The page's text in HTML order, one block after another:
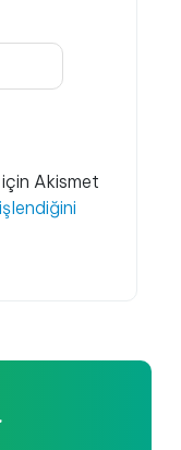
Akismet